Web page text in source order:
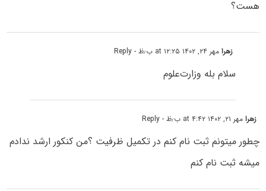
هست؟
زهرامهر ۲۴, ۱۴۰۲ at ۱۲:۲۵ ب٫ظ - Reply
سلام بله وزارت‌علوم‌
زهرامهر ۲۱, ۱۴۰۲ at ۴:۴۲ ب٫ظ - Reply
چطور میتونم ثبت نام کنم در تکمیل ظرفیت ؟من کنکور ارشد ندادم
میشه ثبت نام کنم